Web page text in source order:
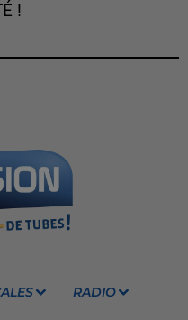
!
RADIO